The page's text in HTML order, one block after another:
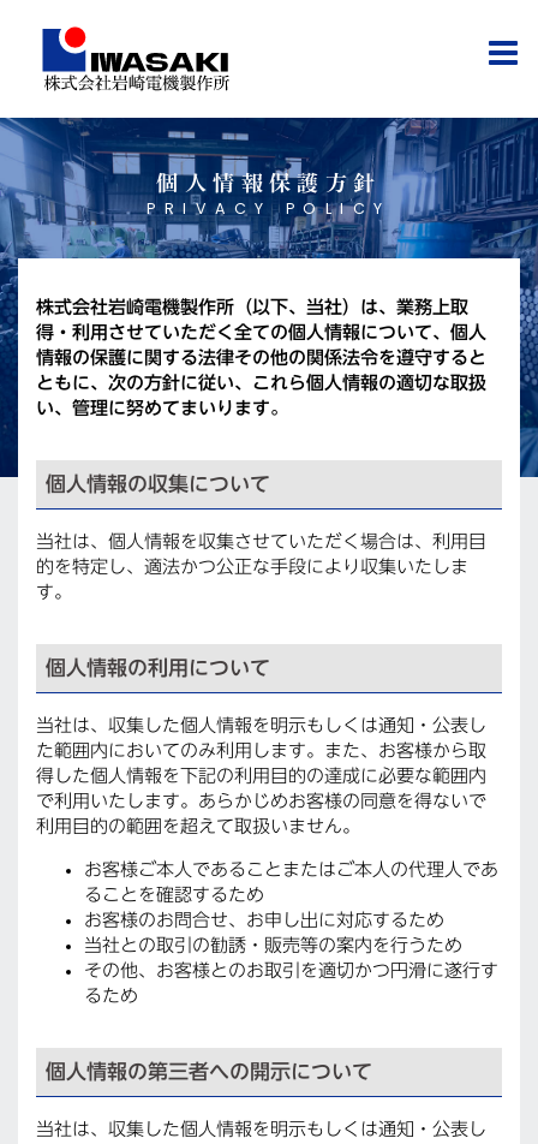
ツ
へ
キ
ッ
プ
個人情報保護方針
PRIVACY POLICY
株式会社岩崎電機製作所（以下、当社）は、業務上取
得・利用させていただく全ての個人情報について、個人
情報の保護に関する法律その他の関係法令を遵守すると
ともに、次の方針に従い、これら個人情報の適切な取扱
い、管理に努めてまいります。
個人情報の収集について
当社は、個人情報を収集させていただく場合は、利用目
的を特定し、適法かつ公正な手段により収集いたしま
す。
個人情報の利用について
当社は、収集した個人情報を明示もしくは通知・公表し
た範囲内においてのみ利用します。また、お客様から取
得した個人情報を下記の利用目的の達成に必要な範囲内
で利用いたします。あらかじめお客様の同意を得ないで
利用目的の範囲を超えて取扱いません。
お客様ご本人であることまたはご本人の代理人であ
ることを確認するため
お客様のお問合せ、お申し出に対応するため
当社との取引の勧誘・販売等の案内を行うため
その他、お客様とのお取引を適切かつ円滑に遂行す
るため
個人情報の第三者への開示について
当社は、収集した個人情報を明示もしくは通知・公表し